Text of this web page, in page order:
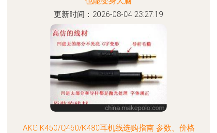
更新时间：2026-08-04 23:27:19
AKG K450/Q460/K480耳机线选购指南 参数、价格